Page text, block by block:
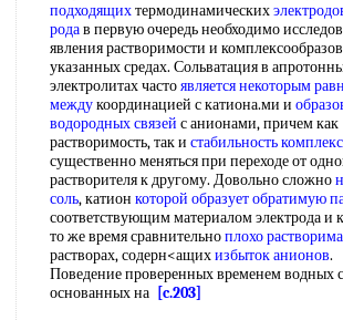
подходящихтермодинамических
родав первую очередь необходимо
явления растворимости и
указанных средах. Сольватация в
электролитах частоявляется некоторым
междукоординацией с катиона.ми и
водородных связей с анионами, причем как
растворимость, так и стабильность
существенно меняться при переходе от
растворителя к другому. Довольно сложно
соль, катион которой образуетобратимую
соответствующим материалом электрода и
то же время сравнительноплохо растворима
растворах, содерн<ащихизбыток анионов.
Поведение проверенных временем водных
основанных на [c.203]